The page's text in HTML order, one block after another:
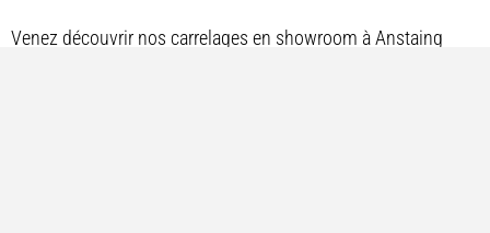
Venez découvrir nos carrelages en showroom à Anstaing